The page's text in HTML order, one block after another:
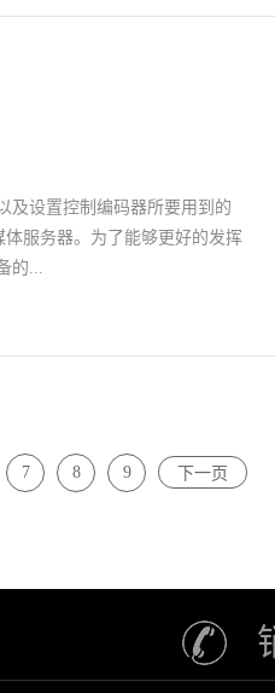
极强，在实现多方面功能的时
设备技术适配度高从另一个层
司有更深入的合作关系。如
能和良好的工艺品质功不可
键。
及设置控制编码器所要用到的
服务器。为了能够更好的发挥
的...
高标清编码器的信号通过连接
器的页面，鼠标右键点击
能参数打开WEB浏览器并在
。
7 8 9 下一页